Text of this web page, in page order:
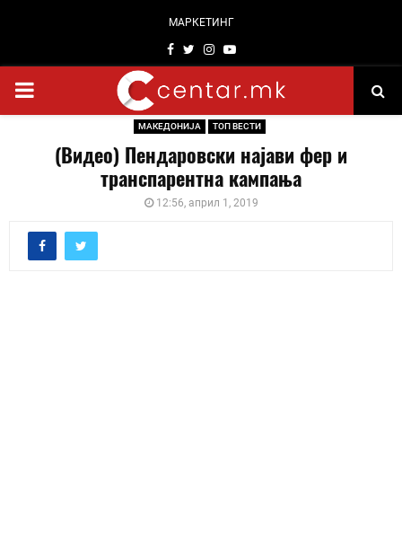
МАРКЕТИНГ
Facebook
TwitterInstagram
Youtube
PRIMARY
МАКЕДОНИЈА ТОП ВЕСТИ
(Видео) Пендаровски најави фер и
транспарентна кампања
12:56, април 1, 2019